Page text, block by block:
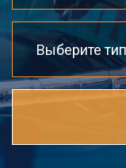
Выберите